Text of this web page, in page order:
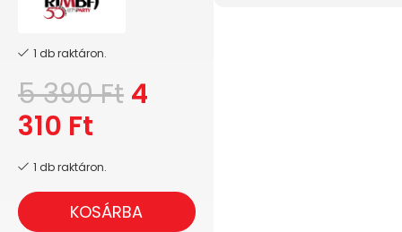
1 db raktáron.
5 390Ft 4
310 Ft
1 db raktáron.
KOSÁRBA